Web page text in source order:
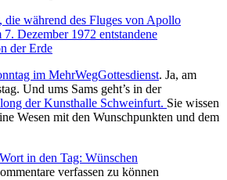
im MehrWegGottesdienst. Ja, am
Und ums Sams geht’s in der
der Kunsthalle Schweinfurt. Sie wissen
Wesen mit den Wunschpunkten und dem
in den Tag: Wünschen
verfassen zu können